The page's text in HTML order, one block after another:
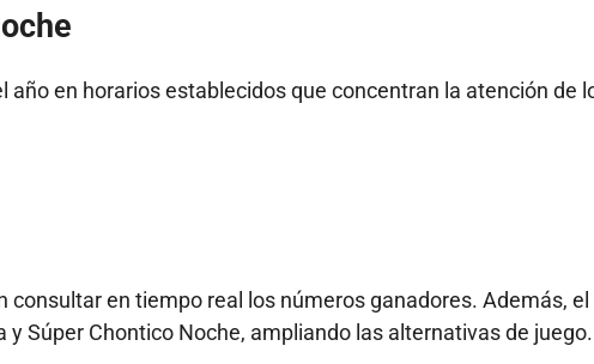
año en horarios establecidos que concentran la atención de
en tiempo real los números ganadores. Además, el
Súper Chontico Noche, ampliando las alternativas de juego.